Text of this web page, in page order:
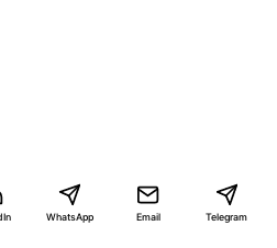
WhatsApp Email Telegram